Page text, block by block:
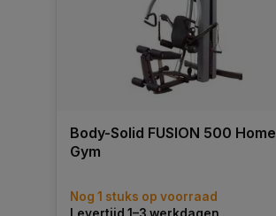
Body-Solid FUSION 500 Home
Gym
Nog 1 stuks op voorraad